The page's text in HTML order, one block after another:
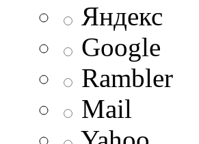
Яндекс
Google
Rambler
Mail